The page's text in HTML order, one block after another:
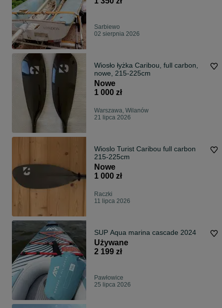
Sarbiewo
02 sierpnia 2026
Wiosło łyżka Caribou, full carbon,
nowe, 215-225cm
Nowe
1 000 zł
Warszawa, Wilanów
21 lipca 2026
Wioslo Turist Caribou full carbon
215-225cm
Nowe
1 000 zł
Raczki
11 lipca 2026
SUP Aqua marina cascade 2024
Używane
2 199 zł
Pawłowice
25 lipca 2026